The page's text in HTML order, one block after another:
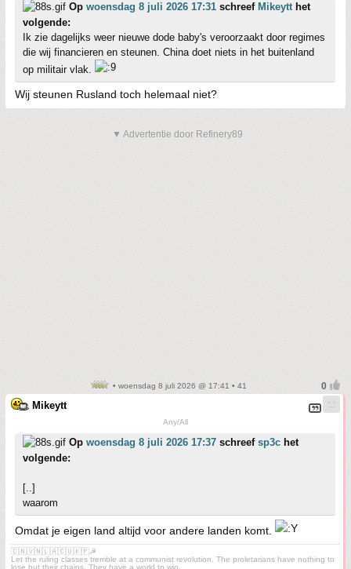
Op woensdag 8 juli 2026 17:31 schreef Mikeytthet
volgende:
Ik zie dagelijks weer nieuwe dode baby's veroorzaakt door regimes
die wij financieren en steunen. China doet niets in het buitenland
op militair vlak.
Wij steunen Rusland toch helemaal niet?
▼ Advertentie door Refinery89
• woensdag 8 juli 2026 @ 17:41 • 41
Mikeytt
Any/All
Op woensdag 8 juli 2026 17:37 schreef sp3c het
volgende:
[..]
waarom
Omdat je eigen land altijd voor andere landen komt.
🇨🇳🇻🇳🇱🇦🇨🇺🇰🇵☭
Let the ruling classes tremble at a communist revolution. The proletarians have nothing to
lose but their chains. They have a world to win.